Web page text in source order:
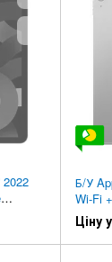
Б/У
Wi-Fi
Ціну